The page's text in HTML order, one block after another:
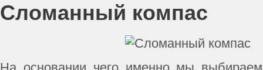
Сломанный компас